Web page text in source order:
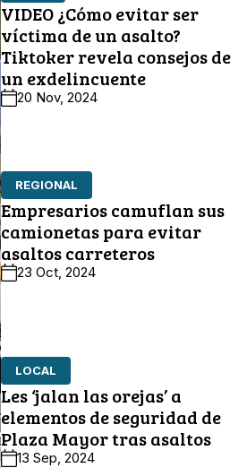
VIDEO ¿Cómo evitar ser
víctima de un asalto?
Tiktoker revela consejos de
un exdelincuente
20 Nov, 2024
REGIONAL
Empresarios camuflan sus
camionetas para evitar
asaltos carreteros
23 Oct, 2024
LOCAL
Les ‘jalan las orejas’ a
elementos de seguridad de
Plaza Mayor tras asaltos
13 Sep, 2024